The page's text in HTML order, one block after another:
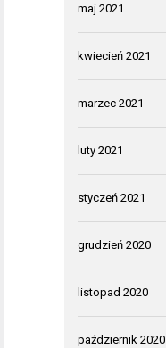
maj 2021
kwiecień 2021
marzec 2021
luty 2021
styczeń 2021
grudzień 2020
listopad 2020
październik 2020